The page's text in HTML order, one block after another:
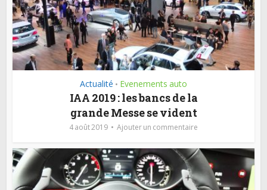
Actualité • Evenements auto
IAA 2019 : les bancs de la
grande Messe se vident
4 août 2019 Ajouter un commentaire